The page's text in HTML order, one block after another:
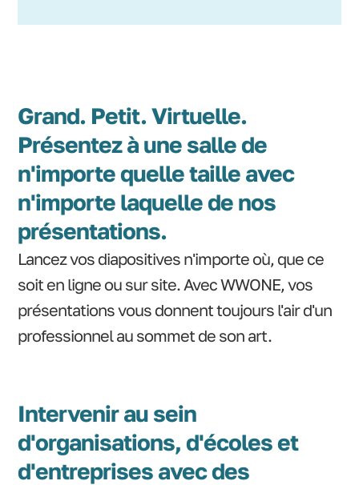
Grand. Petit. Virtuelle.
Présentez à une salle de
n'importe quelle taille avec
n'importe laquelle de nos
présentations.
Lancez vos diapositives n'importe où, que ce
soit en ligne ou sur site. Avec WWONE, vos
présentations vous donnent toujours l'air d'un
professionnel au sommet de son art.
Intervenir au sein
d'organisations, d'écoles et
d'entreprises avec des